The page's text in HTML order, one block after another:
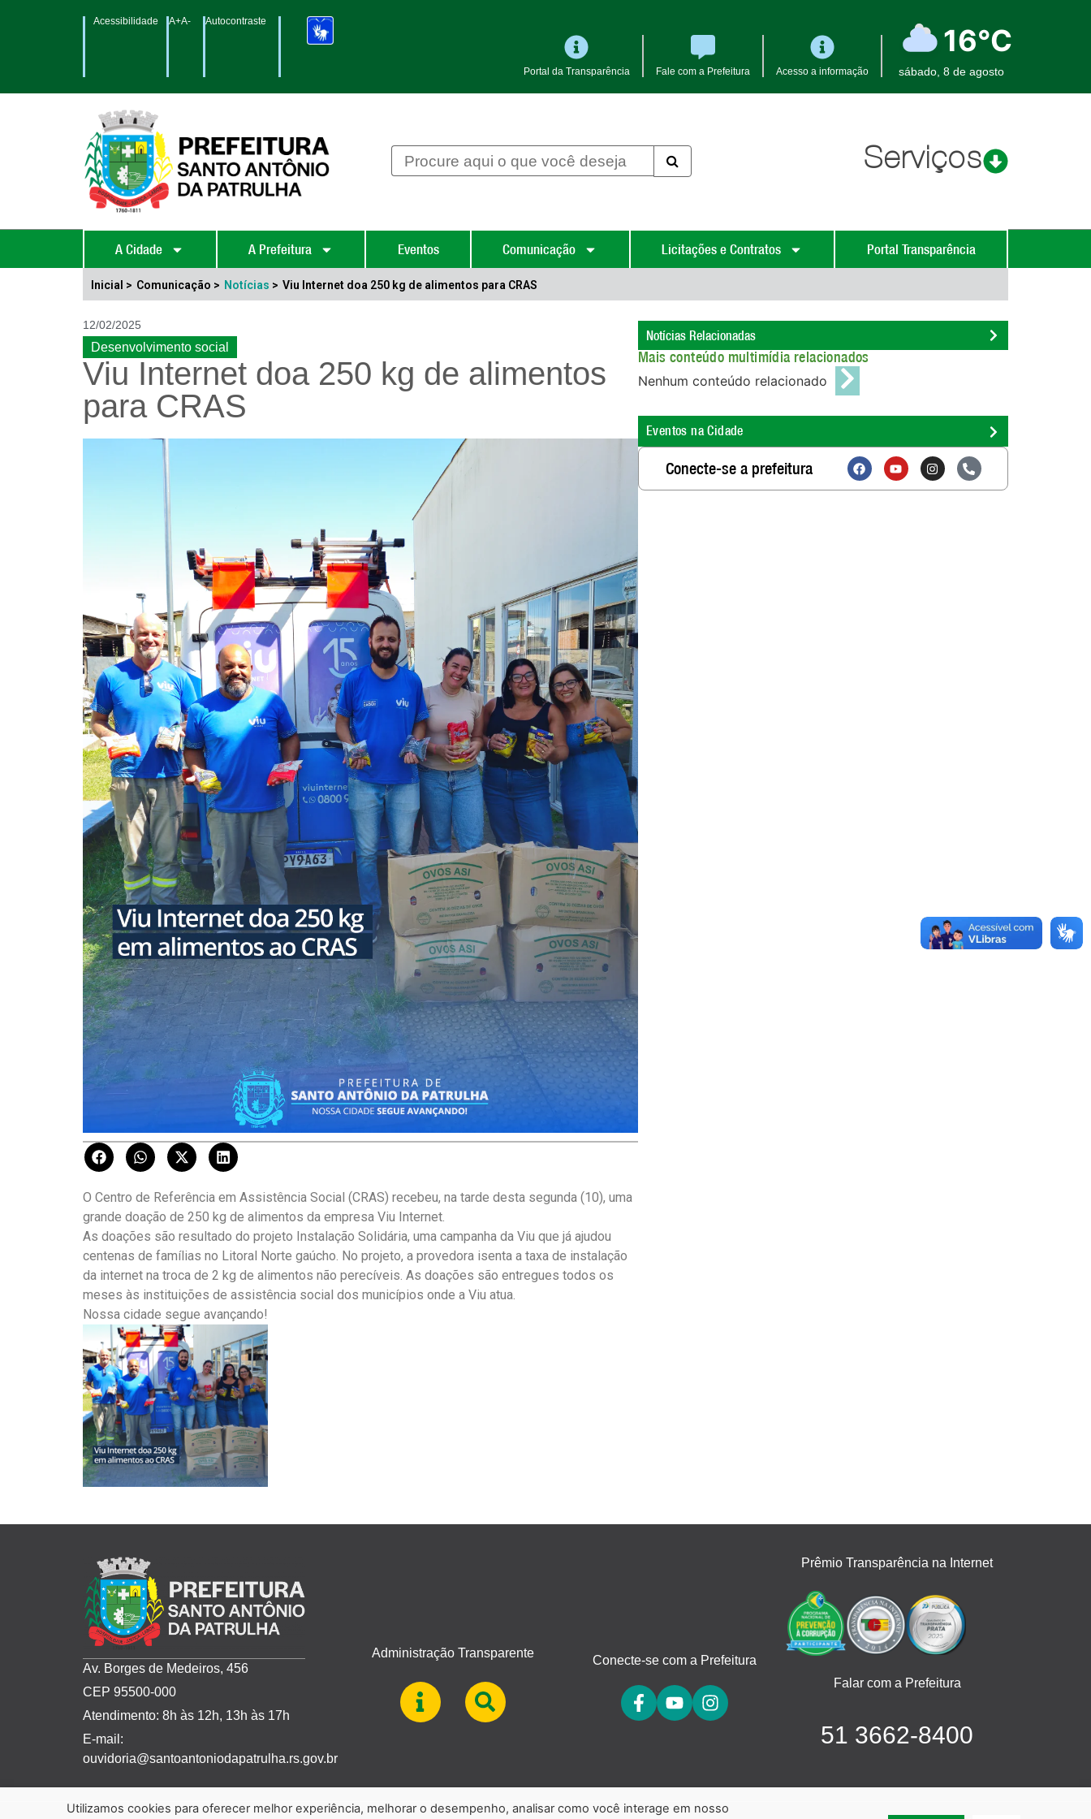
Acessibilidade A+A- Autocontraste
Portal da Transparência Fale com a Prefeitura Acesso a informação
16°C
sábado, 8 de agosto
Serviços
A Cidade A Prefeitura Eventos Comunicação Licitações e Contratos Portal Transparência
Inicial > Comunicação > Notícias > Viu Internet doa 250 kg de alimentos para CRAS
12/02/2025
Desenvolvimento social
Viu Internet doa 250 kg de alimentos
para CRAS
O Centro de Referência em Assistência Social (CRAS) recebeu, na tarde desta segunda (10), uma
grande doação de 250 kg de alimentos da empresa Viu Internet.
As doações são resultado do projeto Instalação Solidária, uma campanha da Viu que já ajudou
centenas de famílias no Litoral Norte gaúcho. No projeto, a provedora isenta a taxa de instalação
da internet na troca de 2 kg de alimentos não perecíveis. As doações são entregues todos os
meses às instituições de assistência social dos municípios onde a Viu atua.
Nossa cidade segue avançando!
Notícias Relacionadas
Mais conteúdo multimídia relacionados
Nenhum conteúdo relacionado
Eventos na Cidade
Conecte-se a prefeitura
Av. Borges de Medeiros, 456
CEP 95500-000
Atendimento: 8h às 12h, 13h às 17h
E-mail:
ouvidoria@santoantoniodapatrulha.rs.gov.br
Administração Transparente Conecte-se com a Prefeitura
Prêmio Transparência na Internet
Falar com a Prefeitura
51 3662-8400
Utilizamos cookies para oferecer melhor experiência, melhorar o desempenho, analisar como você interage em nosso